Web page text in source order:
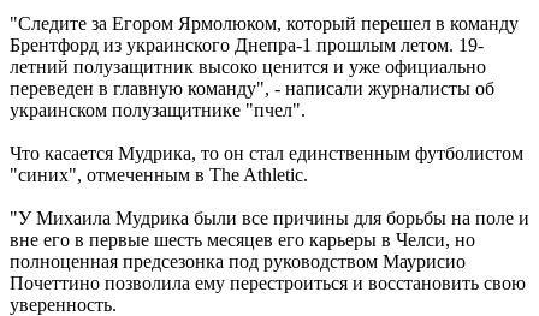
"Следите за Егором Ярмолюком, который перешел в команду
Брентфорд из украинского Днепра-1 прошлым летом. 19-
летний полузащитник высоко ценится и уже официально
переведен в главную команду", - написали журналисты об
украинском полузащитнике "пчел".
Что касается Мудрика, то он стал единственным футболистом
"синих", отмеченным в The Athletic.
"У Михаила Мудрика были все причины для борьбы на поле и
вне его в первые шесть месяцев его карьеры в Челси, но
полноценная предсезонка под руководством Маурисио
Почеттино позволила ему перестроиться и восстановить свою
уверенность.